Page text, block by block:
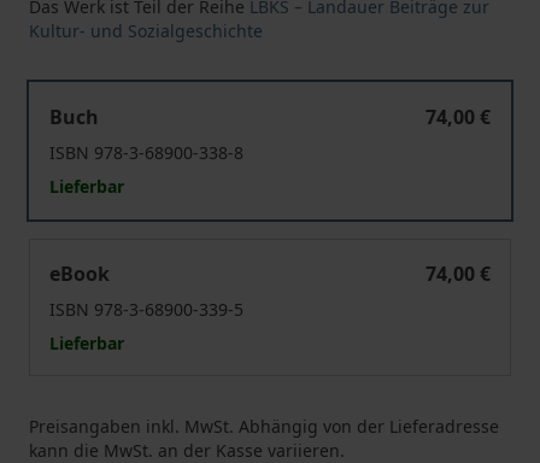
Das Werk ist Teil der Reihe LBKS – Landauer Beiträge zur
Kultur- und Sozialgeschichte
Buch
74,00 €
ISBN 978-3-68900-338-8
Lieferbar
eBook
74,00 €
ISBN 978-3-68900-339-5
Lieferbar
Preisangaben inkl. MwSt. Abhängig von der Lieferadresse
kann die MwSt. an der Kasse variieren.